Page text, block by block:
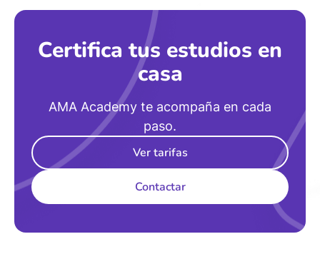
Certifica tus estudios en
casa
AMA Academy te acompaña en cada
paso.
Ver tarifas
Contactar